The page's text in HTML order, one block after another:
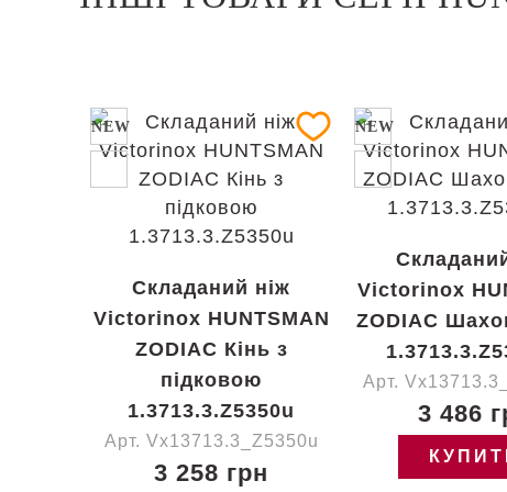
NEW
Складаний ніж
Victorinox HUNTSMAN
ZODIAC Кінь з
підковою
1.3713.3.Z5350u
Арт. Vx13713.3_Z5350u
3 258 грн
NEW
Victorinox
ZODIAC
Арт.
3 486